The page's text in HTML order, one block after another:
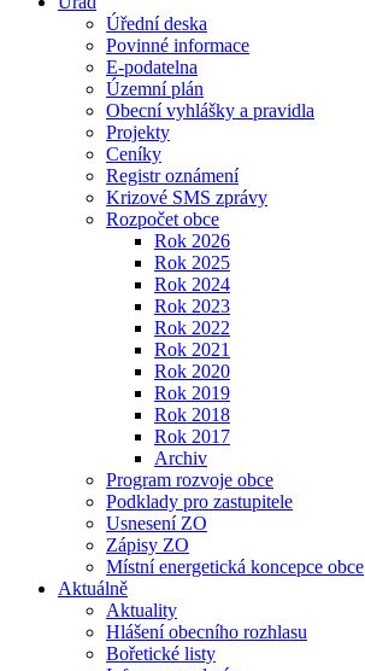
Úřední deska
Povinné informace
E-podatelna
Územní plán
Obecní vyhlášky a pravidla
Projekty
Ceníky
Registr oznámení
Krizové SMS zprávy
Rozpočet obce
Rok 2026
Rok 2025
Rok 2024
Rok 2023
Rok 2022
Rok 2021
Rok 2020
Rok 2019
Rok 2018
Rok 2017
Archiv
Program rozvoje obce
Podklady pro zastupitele
Usnesení ZO
Zápisy ZO
Místní energetická koncepce obce
Aktuálně
Aktuality
Hlášení obecního rozhlasu
Bořetické listy